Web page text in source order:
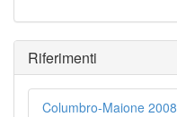
Riferimenti
Columbro-Maione 2008